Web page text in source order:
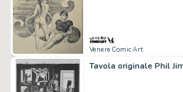
Venere Comic Art